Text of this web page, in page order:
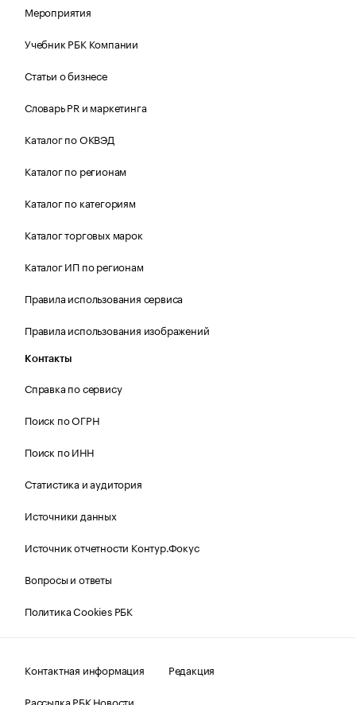
Мероприятия
Учебник РБК Компании
Статьи о бизнесе
Словарь PR и маркетинга
Каталог по ОКВЭД
Каталог по регионам
Каталог по категориям
Каталог торговых марок
Каталог ИП по регионам
Правила использования сервиса
Правила использования изображений
Контакты
Справка по сервису
Поиск по ОГРН
Поиск по ИНН
Статистика и аудитория
Источники данных
Источник отчетности Контур.Фокус
Вопросы и ответы
Политика Cookies РБК
Контактная информация
Редакция
Рассылка РБК Новости